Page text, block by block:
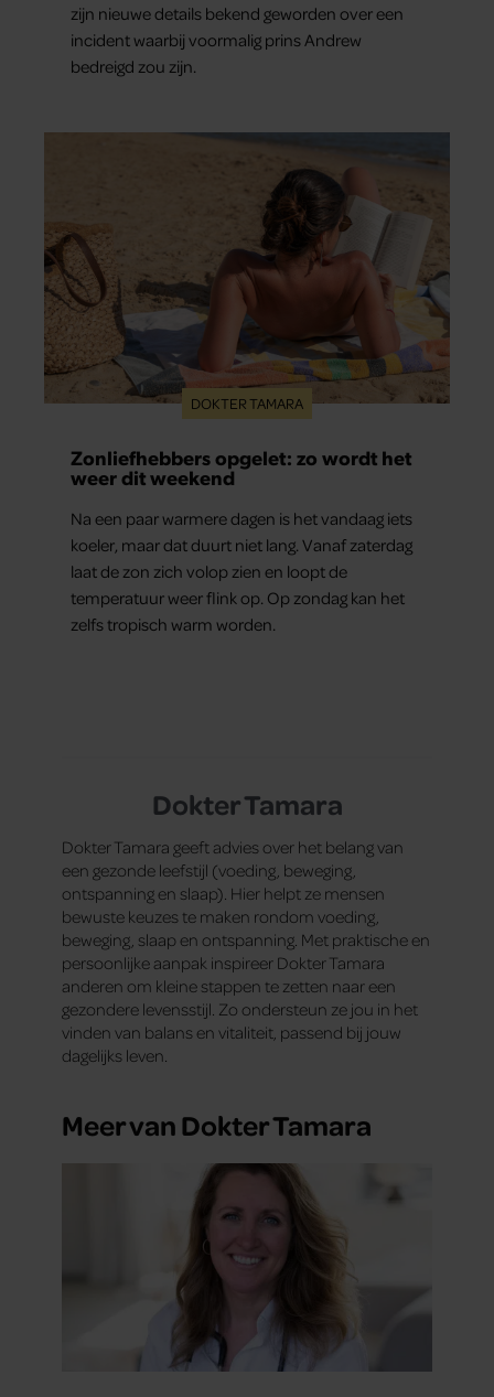
zijn nieuwe details bekend geworden over een
incident waarbij voormalig prins Andrew
bedreigd zou zijn.
DOKTER TAMARA
Zonliefhebbers opgelet: zo wordt het
weer dit weekend
Na een paar warmere dagen is het vandaag iets
koeler, maar dat duurt niet lang. Vanaf zaterdag
laat de zon zich volop zien en loopt de
temperatuur weer flink op. Op zondag kan het
zelfs tropisch warm worden.
Dokter Tamara
Dokter Tamara geeft advies over het belang van
een gezonde leefstijl (voeding, beweging,
ontspanning en slaap). Hier helpt ze mensen
bewuste keuzes te maken rondom voeding,
beweging, slaap en ontspanning. Met praktische en
persoonlijke aanpak inspireer Dokter Tamara
anderen om kleine stappen te zetten naar een
gezondere levensstijl. Zo ondersteun ze jou in het
vinden van balans en vitaliteit, passend bij jouw
dagelijks leven.
Meer van Dokter Tamara